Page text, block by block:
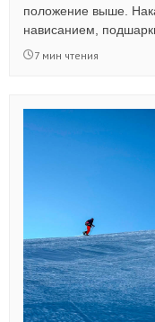
положение выше.
нависанием,
7 мин чтения